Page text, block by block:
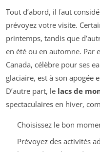
Tout d’abord, il faut
prévoyez votre visite.
printemps, tandis que
en été ou en automne. Par
Canada, célèbre pour ses
glaciaire, est à son apogée
D’autre part, le lacs de
spectaculaires en hiver,
Choisissez le bon
Prévoyez des activités